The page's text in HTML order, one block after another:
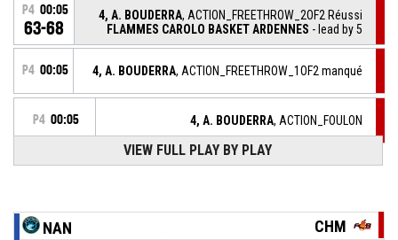
P4 00:05
63-68
4, A. BOUDERRA, ACTION_FREETHROW_2OF2 Réussi
FLAMMES CAROLO BASKET ARDENNES - lead by 5
P4 00:05 4, A. BOUDERRA, ACTION_FREETHROW_1OF2 manqué
P4 00:05 4, A. BOUDERRA, ACTION_FOULON
89, I. ARRONDO, ACTION_FOUL_PERSONAL P4 00:05
63-67
4, A. BOUDERRA, ACTION_FREETHROW_2OF2 Réussi
- lead by 4
VIEW FULL PLAY BY PLAY
NAN CHM